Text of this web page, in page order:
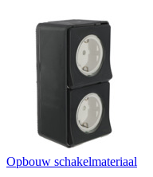
Opbouw schakelmateriaal